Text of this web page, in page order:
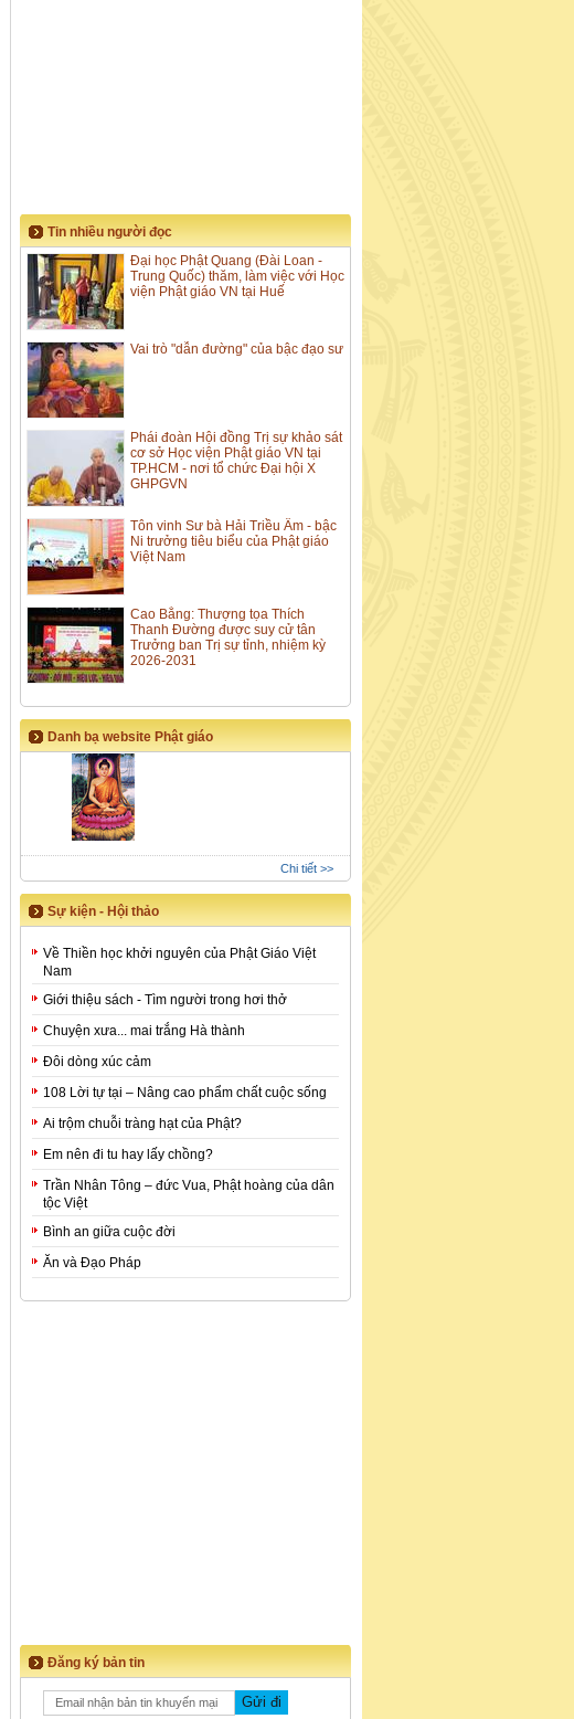
Tin nhiều người đọc
Đại học Phật Quang (Đài Loan -
Trung Quốc) thăm, làm việc với Học
viện Phật giáo VN tại Huế
Vai trò "dẫn đường" của bậc đạo sư
Phái đoàn Hội đồng Trị sự khảo sát
cơ sở Học viện Phật giáo VN tại
TP.HCM - nơi tổ chức Đại hội X
GHPGVN
Tôn vinh Sư bà Hải Triều Âm - bậc
Ni trưởng tiêu biểu của Phật giáo
Việt Nam
Cao Bằng: Thượng tọa Thích
Thanh Đường được suy cử tân
Trưởng ban Trị sự tỉnh, nhiệm kỳ
2026-2031
Danh bạ website Phật giáo
Chi tiết >>
Sự kiện - Hội thảo
Về Thiền học khởi nguyên của Phật Giáo Việt
Nam
Giới thiệu sách - Tìm người trong hơi thở
Chuyện xưa... mai trắng Hà thành
Đôi dòng xúc cảm
108 Lời tự tại – Nâng cao phẩm chất cuộc sống
Ai trộm chuỗi tràng hạt của Phật?
Em nên đi tu hay lấy chồng?
Trần Nhân Tông – đức Vua, Phật hoàng của dân
tộc Việt
Bình an giữa cuộc đời
Ăn và Đạo Pháp
Đăng ký bản tin